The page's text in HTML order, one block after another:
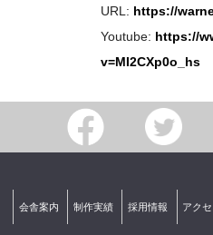
URL: https://
Youtube: https://
v=MI2CXp0o_hs
会舎案内 制作実績 採用情報 アクセ